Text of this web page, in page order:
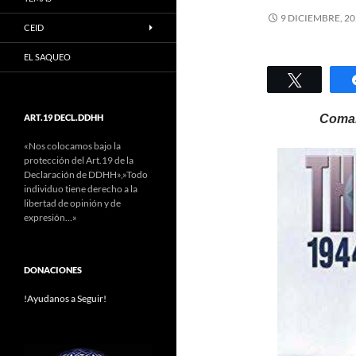
9 DICIEMBRE,
Twittear
CEID
EL SAQUEO
ART.19 DECL.DDHH
«Nos colocamos bajo la
protección del Art.19 de la
Declaración de DDHH»,»Todo
individuo tiene derecho a la
libertad de opinión y de
expresión…»
DONACIONES
!Ayudanos a Seguir!